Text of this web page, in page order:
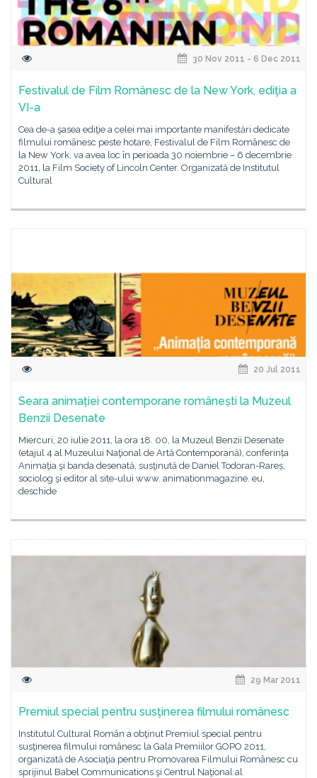
30 Nov 2011 - 6 Dec 2011
Festivalul de Film Românesc de la New York, ediţia a
VI-a
Cea de-a şasea ediţie a celei mai importante manifestări dedicate
filmului românesc peste hotare, Festivalul de Film Românesc de
la New York, va avea loc în perioada 30 noiembrie – 6 decembrie
2011, la Film Society of Lincoln Center. Organizată de Institutul
Cultural
20 Jul 2011
Seara animației contemporane românești la Muzeul
Benzii Desenate
Miercuri, 20 iulie 2011, la ora 18. 00, la Muzeul Benzii Desenate
(etajul 4 al Muzeului Naţional de Artă Contemporană), conferința
Animaţia şi banda desenată, susţinută de Daniel Todoran-Rareș,
sociolog şi editor al site-ului www. animationmagazine. eu,
deschide
29 Mar 2011
Premiul special pentru susţinerea filmului românesc
Institutul Cultural Român a obţinut Premiul special pentru
susţinerea filmului românesc la Gala Premiilor GOPO 2011,
organizată de Asociaţia pentru Promovarea Filmului Românesc cu
sprijinul Babel Communications şi Centrul Naţional al